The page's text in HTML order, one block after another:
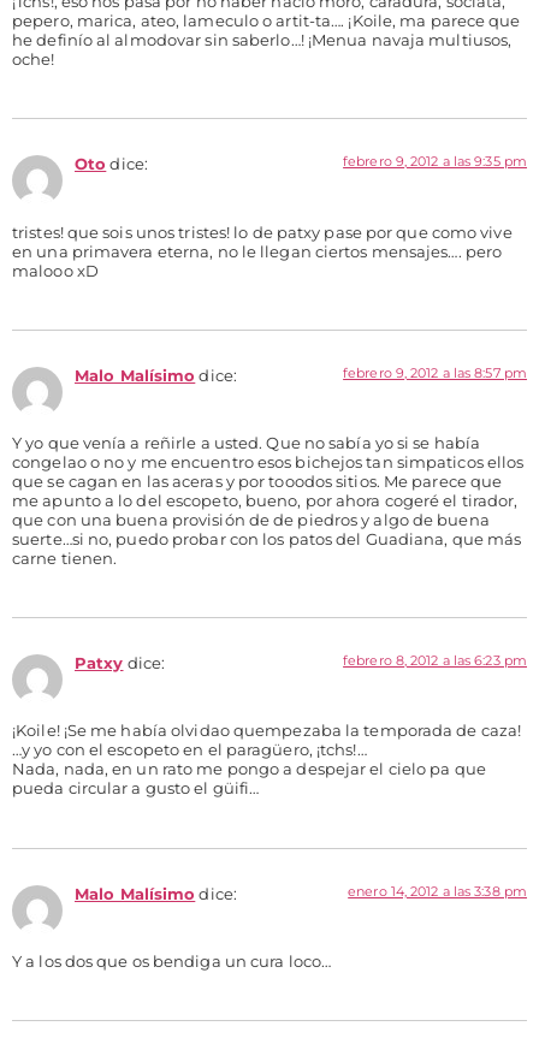
pepero, marica, ateo, lameculo o artit-ta…. ¡Koile, ma parece que
he definío al almodovar sin saberlo…! ¡Menua navaja multiusos,
oche!
Oto dice: febrero 9, 2012 a las 9:35 pm
tristes! que sois unos tristes! lo de patxy pase por que como vive
en una primavera eterna, no le llegan ciertos mensajes…. pero
malooo xD
Malo Malísimo dice: febrero 9, 2012 a las 8:57 pm
Y yo que venía a reñirle a usted. Que no sabía yo si se había
congelao o no y me encuentro esos bichejos tan simpaticos ellos
que se cagan en las aceras y por tooodos sitios. Me parece que
me apunto a lo del escopeto, bueno, por ahora cogeré el tirador,
que con una buena provisión de de piedros y algo de buena
suerte…si no, puedo probar con los patos del Guadiana, que más
carne tienen.
Patxy dice: febrero 8, 2012 a las 6:23 pm
¡Koile! ¡Se me había olvidao quempezaba la temporada de caza!
…y yo con el escopeto en el paragüero, ¡tchs!…
Nada, nada, en un rato me pongo a despejar el cielo pa que
pueda circular a gusto el güifi…
Malo Malísimo dice: enero 14, 2012 a las 3:38 pm
Y a los dos que os bendiga un cura loco…